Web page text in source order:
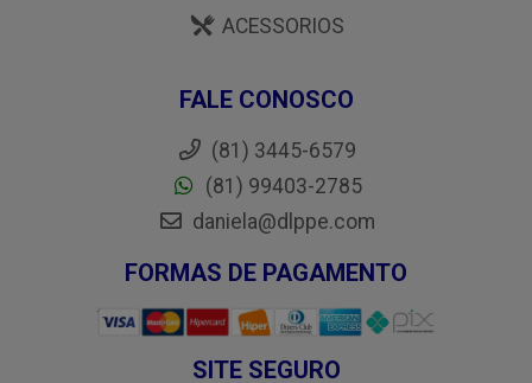
ACESSORIOS
FALE CONOSCO
(81) 3445-6579
(81) 99403-2785
daniela@dlppe.com
FORMAS DE PAGAMENTO
SITE SEGURO